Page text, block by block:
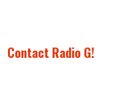
Contact Radio G!